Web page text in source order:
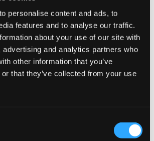
personalise content and ads, to
features and to analyse our traffic.
about your use of our site with
advertising and analytics partners who
other information that you’ve
that they’ve collected from your use
Parfait Grande
LA TAILLE
pendant 60 jours